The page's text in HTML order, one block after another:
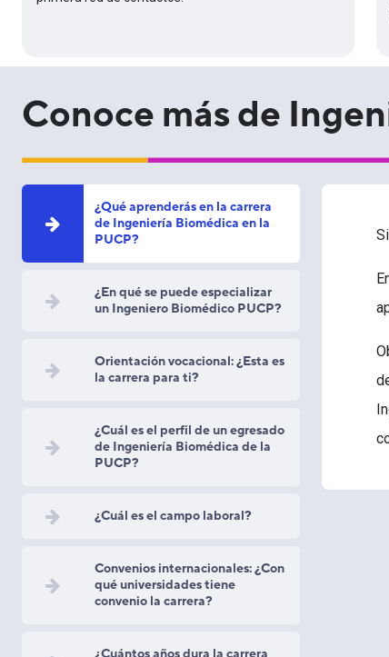
Conoce más de
¿Qué aprenderás en la carrera
de Ingeniería Biomédica en la
PUCP?
¿En qué se puede especializar
un Ingeniero Biomédico PUCP?
Orientación vocacional: ¿Esta es
la carrera para ti?
¿Cuál es el perfil de un egresado
de Ingeniería Biomédica de la
PUCP?
¿Cuál es el campo laboral?
Convenios internacionales: ¿Con
qué universidades tiene
convenio la carrera?
¿Cuántos años dura la carrera